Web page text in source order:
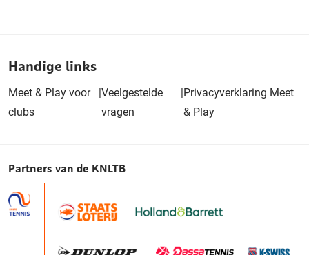
Handige links
Meet & Play voor
clubs
|Veelgestelde
vragen
|Privacyverklaring Meet
& Play
Partners van de KNLTB